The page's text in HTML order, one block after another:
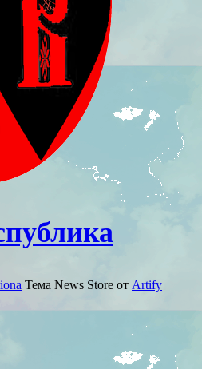
Тема News Store от Artify